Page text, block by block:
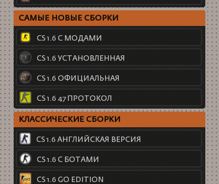
САМЫЕ НОВЫЕ СБОРКИ
CS 1.6 С МОДАМИ
CS 1.6 УСТАНОВЛЕННАЯ
CS 1.6 ОФИЦИАЛЬНАЯ
CS 1.6 47 ПРОТОКОЛ
КЛАССИЧЕСКИЕ СБОРКИ
CS 1.6 АНГЛИЙСКАЯ ВЕРСИЯ
CS 1.6 С БОТАМИ
CS 1.6 GO EDITION